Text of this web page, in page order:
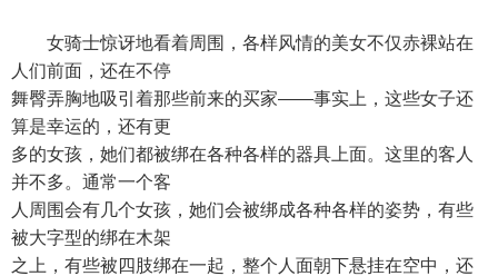
女骑士惊讶地看着周围，各样风情的美女不仅赤裸站在
人们前面，还在不停
舞臀弄胸地吸引着那些前来的买家——事实上，这些女子还
算是幸运的，还有更
多的女孩，她们都被绑在各种各样的器具上面。这里的客人
并不多。通常一个客
人周围会有几个女孩，她们会被绑成各种各样的姿势，有些
被大字型的绑在木架
之上，有些被四肢绑在一起，整个人面朝下悬挂在空中，还